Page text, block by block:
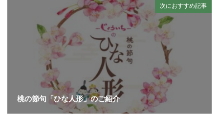
次におすすめ記事
桃の節句「ひな人形」のご紹介